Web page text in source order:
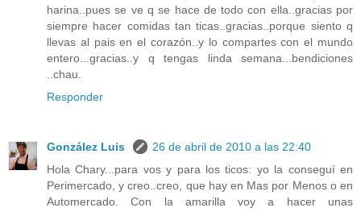
harina..pues se ve q se hace de todo con ella..gracias por
siempre hacer comidas tan ticas..gracias..porque siento q
llevas al pais en el corazón..y lo compartes con el mundo
entero...gracias..y q tengas linda semana...bendiciones
..chau.
Responder
González Luis
26 de abril de 2010 a las 22:40
Hola Chary...para vos y para los ticos: yo la conseguí en
Perimercado, y creo..creo, que hay en Mas por Menos o en
Automercado. Con la amarilla voy a hacer unas